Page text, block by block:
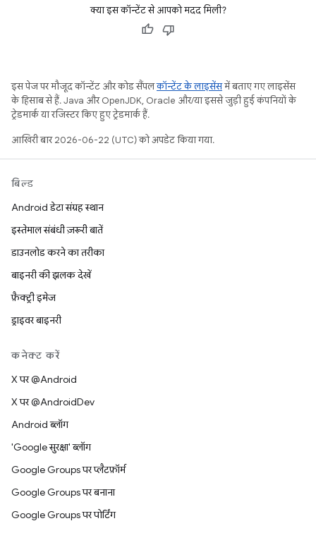
क्या इस कॉन्टेंट से आपको मदद मिली?
इस पेज पर मौजूद कॉन्टेंट और कोड सैंपलकॉन्टेंट के लाइसेंसमें बताए गए लाइसेंस
के हिसाब से हैं. Java और OpenJDK, Oracle और/या इससे जुड़ी हुई कंपनियों के
ट्रेडमार्क या रजिस्टर किए हुए ट्रेडमार्क हैं.
आखिरी बार 2026-06-22 (UTC) को अपडेट किया गया.
बिल्ड
Android डेटा संग्रह स्थान
इस्तेमाल संबंधी ज़रूरी बातें
डाउनलोड करने का तरीका
बाइनरी की झलक देखें
फ़ैक्ट्री इमेज
ड्राइवर बाइनरी
कनेक्ट करें
X पर @Android
X पर @AndroidDev
Android ब्लॉग
'Google सुरक्षा' ब्लॉग
Google Groups पर प्लैटफ़ॉर्म
Google Groups पर बनाना
Google Groups पर पोर्टिंग